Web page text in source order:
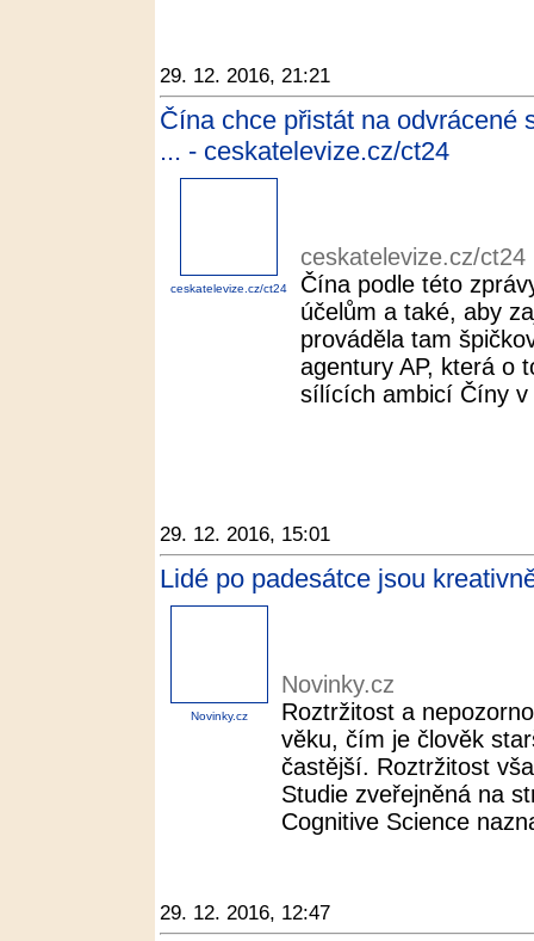
29. 12. 2016, 21:21
Čína chce přistát na odvrácené
... - ceskatelevize.cz/ct24
ceskatelevize.cz/ct24
ceskatelevize.cz/ct24
Čína podle této
účelům a také, aby
prováděla tam
agentury AP, která o
sílících ambicí Číny v
29. 12. 2016, 15:01
Lidé po padesátce jsou
Novinky.cz
Novinky.cz
Roztržitost a
věku, čím je člověk
častější. Roztržitost
Studie zveřejněná na
Cognitive Science
29. 12. 2016, 12:47